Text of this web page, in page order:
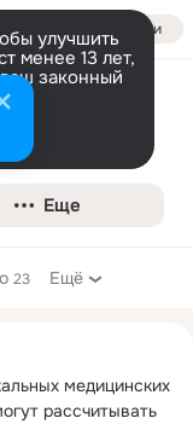
Войти
улучшить
менее 13 лет,
законный
Вайден
Еще
23 Ещё
медицинских
рассчитывать